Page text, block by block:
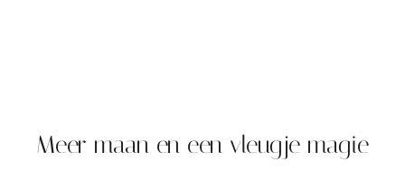
Meer maan en een vleugje magie